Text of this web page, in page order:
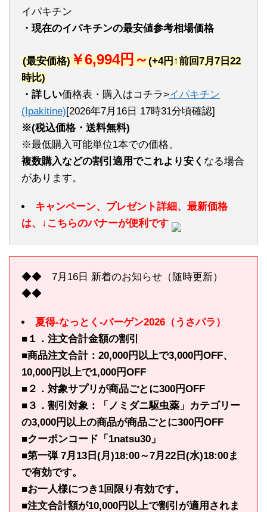
イパキチン
・現在のイパキチンの最安値参考相場価格
(最安価格)￥6,994円～(+4円↑前回7月7日22
時比)
・詳しい価格表・購入はコチラ>イパキチン
(Ipakitine)[2026年7月16日 17時31分頃確認]
※(税込価格・送料無料)
※最低購入可能単位1本での価格。
複数購入などの割引適用でこれより安く なる場合
があります。
キャンペーン、プレゼント詳細、最新価格
は、↓こちらのバナーが便利です
◆◆ 7月16日 新着のお知らせ（随時更新）
◆◆
夏得-なっとく-バーゲン2026（うさパラ）
■１．注文合計金額の割引
■商品注文合計：20,000円以上で3,000円OFF、
10,000円以上で1,000円OFF
■２．対象サプリが商品ごとに300円OFF
■３．割引対象：「ノミダニ駆虫薬」カテゴリー
の3,000円以上の商品が商品ごとに300円OFF
■クーポンコード「1natsu30」
■第一弾 7月13日(月)18:00～7月22日(水)18:00ま
で有効です。
■お一人様につき1回限り有効です。
■注文合計額が10,000円以上で割引が適用されま